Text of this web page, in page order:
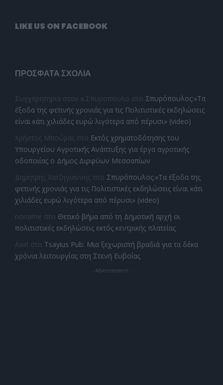
LIKE US ON FACEBOOK
ΠΡΌΣΦΑΤΑ ΣΧΌΛΙΑ
Συγχαρητηρια στον κ.Σπυροπουλο στο Σπυρόπουλος:«Τα
έξοδα της φετινής χρονιάς για τις Πολιτιστικές εκδηλώσεις
είναι κάτι χιλιάδες ευρώ λιγότερα από πέρυσι» (video)
Χρήστος Μπούρας στο Εκτός χρηματοδότησης του
Υπουργείου Αγροτικής Ανάπτυξης για έργα αγροτικής
οδοποιίας ο Δήμος Διρφύων Μεσσαπίων
Δημητρης Χατζηγιαννης στο Σπυρόπουλος:«Τα έξοδα της
φετινής χρονιάς για τις Πολιτιστικές εκδηλώσεις είναι κάτι
χιλιάδες ευρώ λιγότερα από πέρυσι» (video)
noname στο Θετικό βήμα από τη Δημοτική αρχή οι
πολιτιστικές εκδηλώσεις εκτός κεντρικής πλατείας
Axel στο Tsayius Pub: Μια ξεχωριστή βραδιά για τα δέκα
χρόνια λειτουργίας στη Στενή Ευβοίας
- Advertisement -